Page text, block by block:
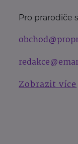
Pro prarodiče
Zobrazit více